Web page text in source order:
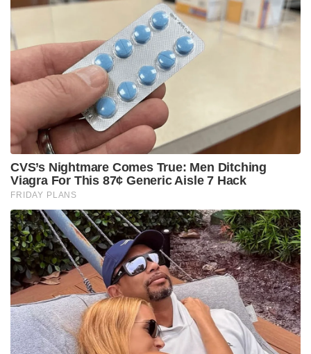
CVS’s Nightmare Comes True: Men Ditching
Viagra For This 87¢ Generic Aisle 7 Hack
FRIDAY PLANS